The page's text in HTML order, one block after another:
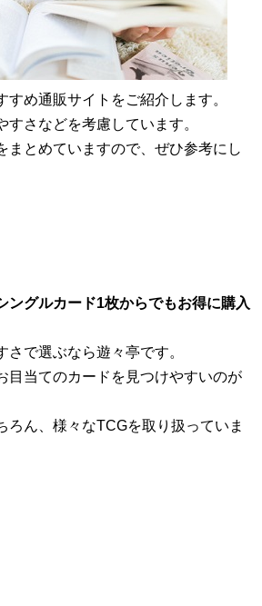
すめ通販サイトをご紹介します。
さなどを考慮しています。
まとめていますので、ぜひ参考にし
ングルカード1枚からでもお得に購入
さで選ぶなら遊々亭です。
目当てのカードを見つけやすいのが
ろん、様々なTCGを取り扱っていま